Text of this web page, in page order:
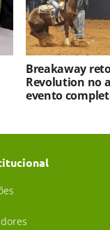
Breakaway
Revolution no
evento